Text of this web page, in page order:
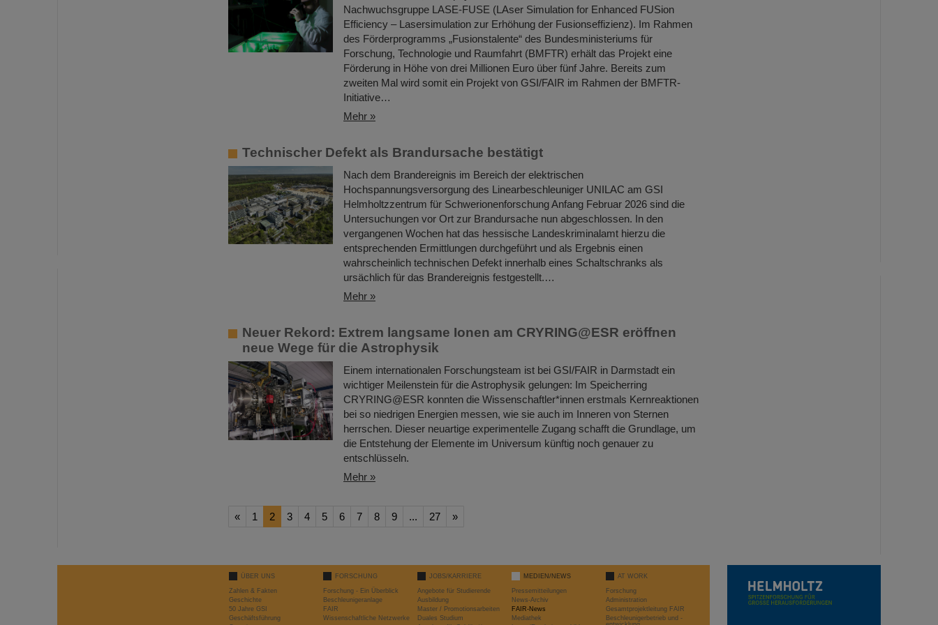
Nachwuchsgruppe LASE-FUSE (LAser Simulation for Enhanced FUSion
Efficiency – Lasersimulation zur Erhöhung der Fusionseffizienz). Im Rahmen
des Förderprogramms „Fusionstalente“ des Bundesministeriums für
Forschung, Technologie und Raumfahrt (BMFTR) erhält das Projekt eine
Förderung in Höhe von drei Millionen Euro über fünf Jahre. Bereits zum
zweiten Mal wird somit ein Projekt von GSI/FAIR im Rahmen der BMFTR-
Initiative…
Mehr »
Technischer Defekt als Brandursache bestätigt
Nach dem Brandereignis im Bereich der elektrischen
Hochspannungsversorgung des Linearbeschleuniger UNILAC am GSI
Helmholtzzentrum für Schwerionenforschung Anfang Februar 2026 sind die
Untersuchungen vor Ort zur Brandursache nun abgeschlossen. In den
vergangenen Wochen hat das hessische Landeskriminalamt hierzu die
entsprechenden Ermittlungen durchgeführt und als Ergebnis einen
wahrscheinlich technischen Defekt innerhalb eines Schaltschranks als
ursächlich für das Brandereignis festgestellt.…
Mehr »
Neuer Rekord: Extrem langsame Ionen am CRYRING@ESR eröffnen
neue Wege für die Astrophysik
Einem internationalen Forschungsteam ist bei GSI/FAIR in Darmstadt ein
wichtiger Meilenstein für die Astrophysik gelungen: Im Speicherring
CRYRING@ESR konnten die Wissenschaftler*innen erstmals Kernreaktionen
bei so niedrigen Energien messen, wie sie auch im Inneren von Sternen
herrschen. Dieser neuartige experimentelle Zugang schafft die Grundlage, um
die Entstehung der Elemente im Universum künftig noch genauer zu
entschlüsseln.
Mehr »
« 1 2 3 4 5 6 7 8 9 ... 27 »
ÜBER UNS
Zahlen & Fakten
Geschichte
50 Jahre GSI
Geschäftsführung
FORSCHUNG
Forschung - Ein Überblick
Beschleunigeranlage
FAIR
Wissenschaftliche Netzwerke
JOBS/KARRIERE
Angebote für Studierende
Ausbildung
Master / Promotionsarbeiten
Duales Studium
MEDIEN/NEWS
Pressemitteilungen
News-Archiv
FAIR-News
Mediathek
AT WORK
Forschung
Administration
Gesamtprojektleitung FAIR
Beschleunigerbetrieb und -